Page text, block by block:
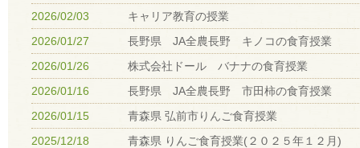
2026/02/03
キャリア教育の授業
2026/01/27
長野県 JA全農長野 キノコの食育授業
2026/01/26
株式会社ドール バナナの食育授業
2026/01/16
長野県 JA全農長野 市田柿の食育授業
2026/01/15
青森県 弘前市りんご食育授業
2025/12/18
青森県 りんご食育授業(２０２５年１２月)